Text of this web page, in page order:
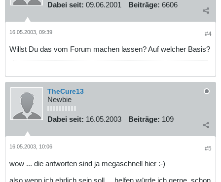
Dabei seit: 09.06.2001 Beiträge: 6606
#4
16.05.2003, 09:39
Willst Du das vom Forum machen lassen? Auf welcher Basis?
TheCure13
Newbie
Dabei seit: 16.05.2003 Beiträge: 109
#5
16.05.2003, 10:06
wow ... die antworten sind ja megaschnell hier :-)
also wenn ich ehrlich sein soll ... helfen würde ich gerne, schon